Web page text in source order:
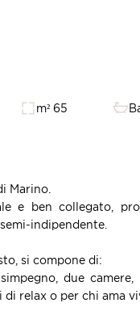
m² 65
Marino.
e ben collegato,
indipendente.
si compone di:
due
relax o per chi ama